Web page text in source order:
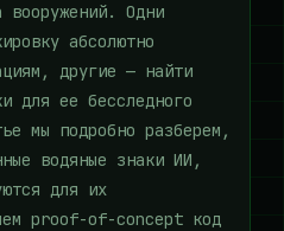
вооружений. Одни
абсолютно
другие — найти
для ее бесследного
мы подробно разберем,
водяные знаки ИИ,
для их
proof-of-concept код